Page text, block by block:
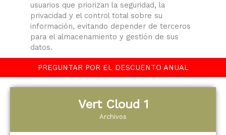
usuarios que priorizan la seguridad, la
privacidad y el control total sobre su
información, evitando depender de terceros
para el almacenamiento y gestión de sus
datos.
PREGUNTAR POR EL DESCUENTO ANUAL
Vert Cloud 1
Archivos